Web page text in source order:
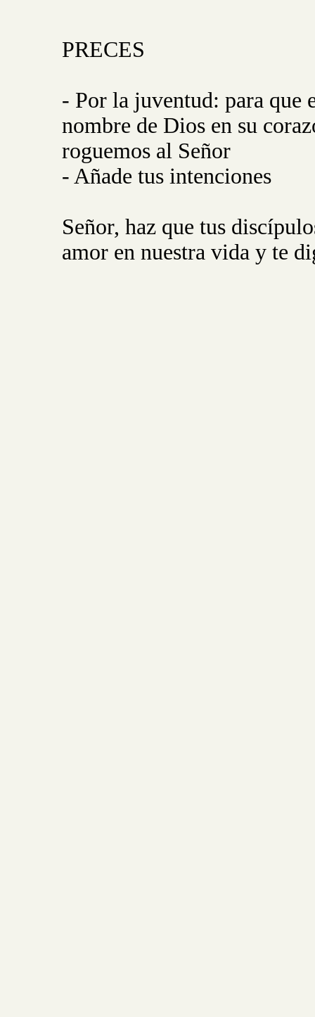
PRECES
- Por la juventud: para que
nombre de Dios en su
roguemos al Señor
- Añade tus intenciones
Señor, haz que tus
amor en nuestra vida y te